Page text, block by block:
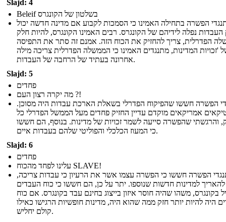
Slajd: 4
Beleif בשלטון של הקונגרס
הפשרה בתחילה האמינו כי הסמכות לקבוע אם מדינה חדשה יכול
העבדות נפלה לידיהם של הקונגרס. רבים האמינו הקונגרס, להיות חלק
הפדרלית, צריך להחזיק את הכוח הזה. אמנם זה סתר את התפיסה
'זכויות המדינות, מתנגדים האמינו כי הממשלה הפדרלית צריכה מילה
אחרונה בעתיד של הרחבה של העבדות.
Slajd: 5
פחדים
מה יקרה רצון העם ?!
הפשרה חששו שהפיקוח הפדרלי בשאלת הארכת עבדות היה מסוכן.
אמריקאים מוקדם עדיין החזיק פחדים מעל הממשל הפדרלי כל
והרגשתי שהפשרה סייעה לשמר זכויות של מדינות. בנוסף, הם חששו
כי המעוז הכלכלי והפוליטי שלהם בעבדות איים.
Slajd: 6
פחדים
עלינו לפחד מהכוח SLAVE!
הפשרה חששו כי הפשרה עצמו אשר את הרעיון כי עבדות צריכה,
להאריך למדינות חדשות שנוספו. יתר על כן, הם חששו כי כוח העבדים
בקונגרס, משהו שהיה חוסר איזון בייצוג בחינם עבד בקונגרס. אם כוח
היה להיות יותר חזק ממה שהוא היה, מדינות חופשיות הרגישו כאילו
קולם יחליש.